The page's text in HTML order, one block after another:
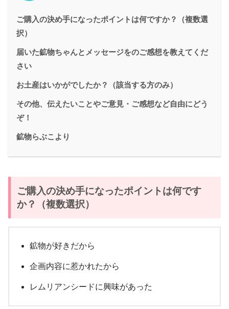
ご購入の決め手になったポイントは何ですか？（複数選
択）
届いた鉱物ちゃんとメッセージをのご感想を教えてくだ
さい
お土産はいかがでしたか？（該当する方のみ）
その他、伝えたいことやご意見・ご感想など自由にどう
ぞ！
鉱物らぶこより
ご購入の決め手になったポイントは何です
か？
（複数選択）
鉱物が好きだから
企画内容に惹かれたから
レムリアンシードに興味があった